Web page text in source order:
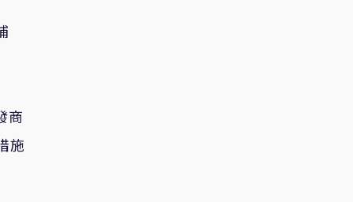
商
施